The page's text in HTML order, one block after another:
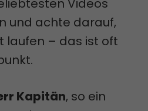
Videos
und achte darauf,
laufen – das ist oft
Kapitän, so ein